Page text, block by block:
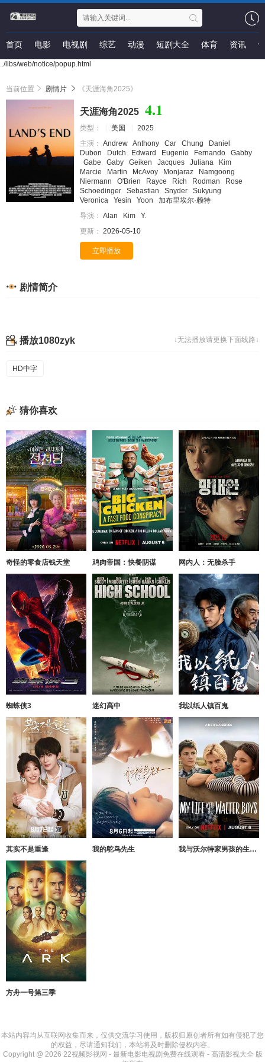
首页 电影 电视剧 综艺 动漫 短剧大全 体育 资讯
../libs/web/notice/popup.html
当前位置 剧情片 《天涯海角2025》
天涯海角2025 4.1
类型： 美国
2025
主演： Andrew Anthony Car Chung
Daniel
Dubon
Dutch Edward Eugenio Fernando
Gabby
Gabe
Gaby Geiken Jacques Juliana
Kim
Marcie
Martin McAvoy Monjaraz
Namgoong
Niermann
O'Brien Rayce Rich Rodman
Rose
Schoedinger
Sebastian Snyder
Sukyung
Veronica
Yesin Yoon
加布里埃尔·赖特
导演： Alan Kim
Y.
更新： 2026-05-10
立即播放
剧情简介
↓无法播放请更换下面线路↓
播放1080zyk
HD中字
猜你喜欢
奇怪的零食店钱天堂 鸡肉帝国：快餐阴谋 网内人：无脸杀手
蜘蛛侠3 迷幻高中 我以纸人镇百鬼
其实不是重逢 我的鸵鸟先生 我与沃尔特家男孩的生活第三季
方舟一号第三季
本站内容均从互联网收集而来，仅供交流学习使用，版权归原创者所有如有侵犯了您
的权益，尽请通知我们，本站将及时删除侵权内容。
Copyright @ 2026 22视频影视网 - 最新电影电视剧免费在线观看 - 高清影视大全 版